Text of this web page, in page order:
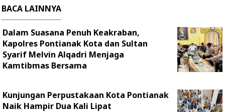
BACA LAINNYA
Dalam Suasana Penuh Keakraban,
Kapolres Pontianak Kota dan Sultan
Syarif Melvin Alqadri Menjaga
Kamtibmas Bersama
Kunjungan Perpustakaan Kota Pontianak
Naik Hampir Dua Kali Lipat